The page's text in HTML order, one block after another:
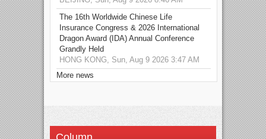
The 16th Worldwide Chinese Life
Insurance Congress & 2026 International
Dragon Award (IDA) Annual Conference
Grandly Held
HONG KONG, Sun, Aug 9 2026 3:47 AM
More news